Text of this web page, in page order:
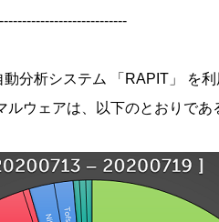
分析システム 「RAPIT」 を
ウェアは、以下のとおりであ